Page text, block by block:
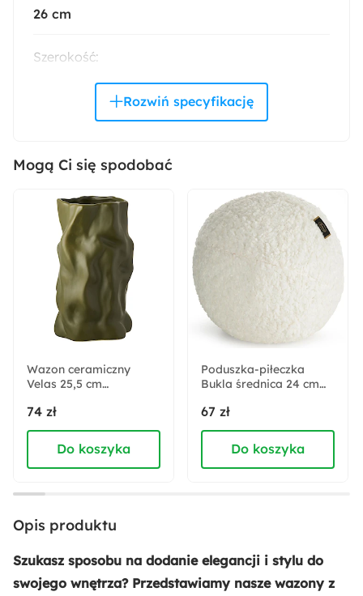
26 cm
Szerokość:
Pomieszczenie:
Stojący
Liczba sztuk w zestawie:
Promocje sezonowe:
Prezent
Styl:
Nowoczesny
Montaż:
Do samodzielnego montażu
Kolor:
Beżowy
Rodzaj:
Mogą Ci się spodobać
Wazon ceramiczny
Velas 25,5 cm
74 zł
Do koszyka
Poduszka-piłeczka
Bukla średnica 24 cm
67 zł
Do koszyka
Opis produktu
Szukasz sposobu na dodanie elegancji i stylu do
swojego wnętrza? Przedstawiamy nasze wazony z